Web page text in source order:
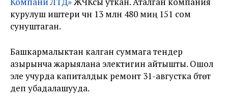
курулуш иштери үчүн 13 млн 480 миң 151 сом
сунуштаган.
Башкармалыктан калган суммага тендер
азырынча жарыялана электигин айтышты. Ошол
эле учурда капиталдык ремонт 31-августка бүтөт
деп убадалашууда.